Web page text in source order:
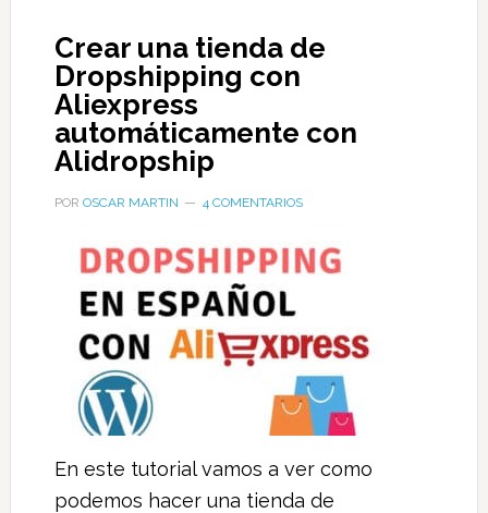
Crear una tienda de
Dropshipping con
Aliexpress
automáticamente con
Alidropship
POR OSCAR MARTIN 4 COMENTARIOS
En este tutorial vamos a ver como
podemos hacer una tienda de